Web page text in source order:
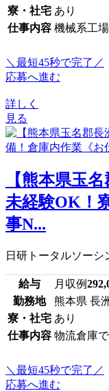
寮・社宅 あり
仕事内容 機械系工
＼最短45秒で完了／
応募へ進む
詳しく
見る
【熊本県玉
未経験OK！
事N...
日研トータルソーシ
給与 月収例
勤務地
熊本県 長
寮・社宅 あり
仕事内容 物流倉庫
＼最短45秒で完了／
応募へ進む